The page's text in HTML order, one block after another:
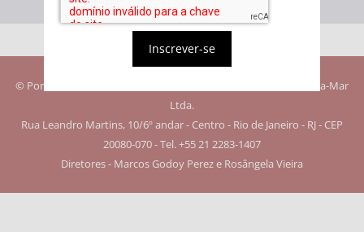
Inscrever-se
© Portos e Navios. Todos os direitos reservados. Editora Quebra-Mar
Ltda.
Rua Leandro Martins, 10/6º andar - Centro - Rio de Janeiro - RJ - CEP
20080-070 - Tel. +55 21 2283-1407
Diretores - Marcos Godoy Perez e Rosângela Vieira